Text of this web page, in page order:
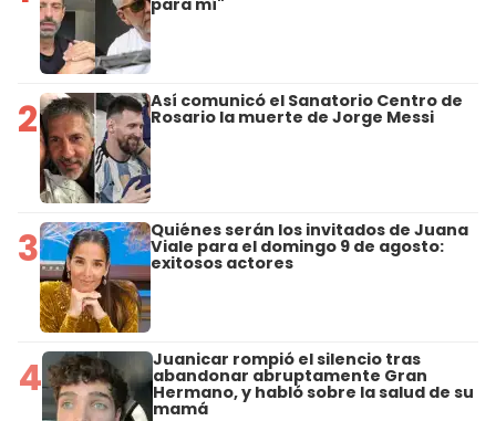
para mí"
2 Así comunicó el Sanatorio Centro de
Rosario la muerte de Jorge Messi
3 Quiénes serán los invitados de Juana
Viale para el domingo 9 de agosto:
exitosos actores
4 Juanicar rompió el silencio tras
abandonar abruptamente Gran
Hermano, y habló sobre la salud de su
mamá